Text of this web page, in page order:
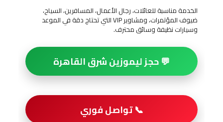
الخدمة مناسبة للعائلات، رجال الأعمال، المسافرين، السياح،
ضيوف المؤتمرات، ومشاوير VIP التي تحتاج دقة في الموعد
وسيارات نظيفة وسائق محترف.
💬 حجز ليموزين شرق القاهرة
📞 تواصل فوري